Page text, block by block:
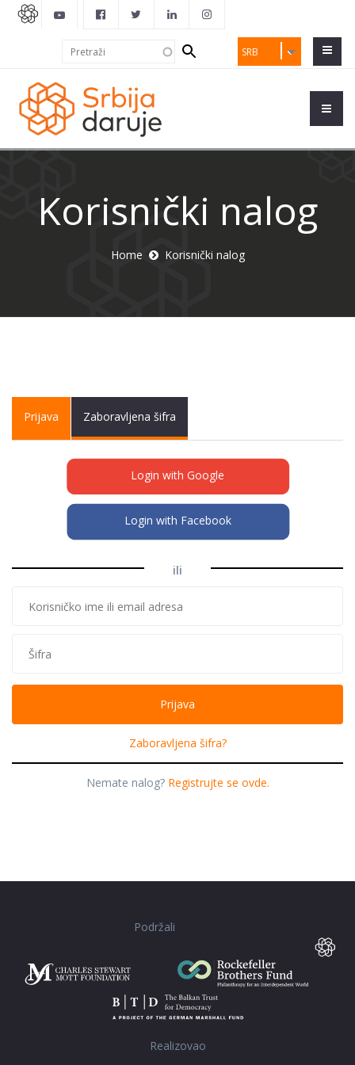
SRB
Search
form
Korisnički nalog
Home Korisnički nalog
Primary tabs
Prijava (activeZaboravljena šifra
Login with Google
Login with Facebook
ili
Zaboravljena šifra?
Nemate nalog? Registrujte se ovde.
Podržali
Realizovao